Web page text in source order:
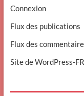
Connexion
Flux des publications
Flux des
Site de WordPress-FR